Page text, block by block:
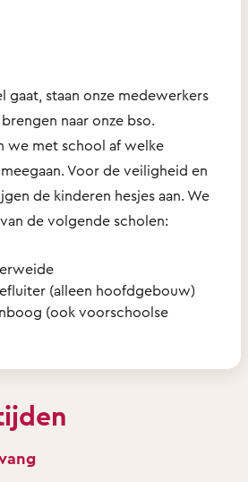
gaat, staan onze medewerkers
naar onze bso.
we met school af welke
Voor de veiligheid en
de kinderen hesjes aan. We
de volgende scholen:
(alleen hoofdgebouw)
(ook voorschoolse